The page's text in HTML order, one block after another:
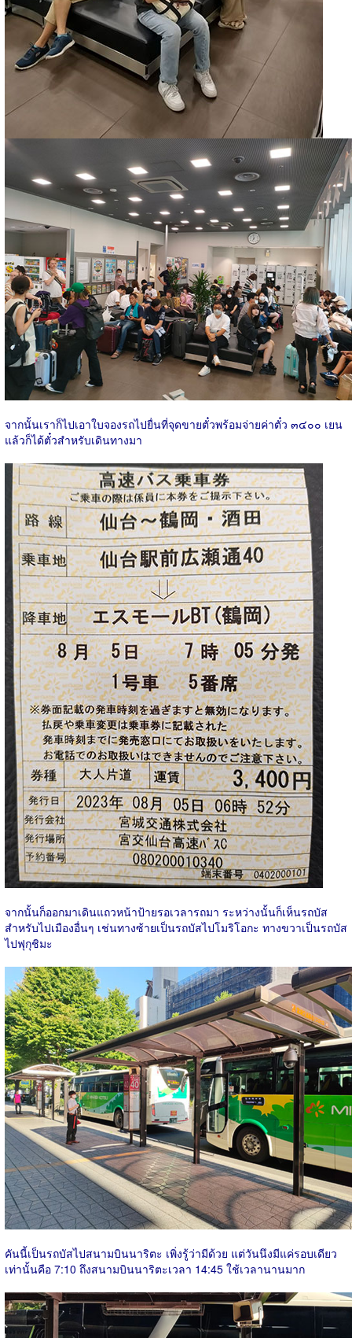
จากนั้นเราก็ไปเอาใบจองรถไปยื่นที่จุดขายตั๋วพร้อมจ่ายค่าตั๋ว ๓๔๐๐ เยน
แล้วก็ได้ตั๋วสำหรับเดินทางมา
จากนั้นก็ออกมาเดินแถวหน้าป้ายรอเวลารถมา ระหว่างนั้นก็เห็นรถบัส
สำหรับไปเมืองอื่นๆ เช่นทางซ้ายเป็นรถบัสไปโมริโอกะ ทางขวาเป็นรถบัส
ไปฟุกุชิมะ
คันนี้เป็นรถบัสไปสนามบินนาริตะ เพิ่งรู้ว่ามีด้วย แต่วันนึงมีแค่รอบเดียว
เท่านั้นคือ 7:10 ถึงสนามบินนาริตะเวลา 14:45 ใช้เวลานานมาก